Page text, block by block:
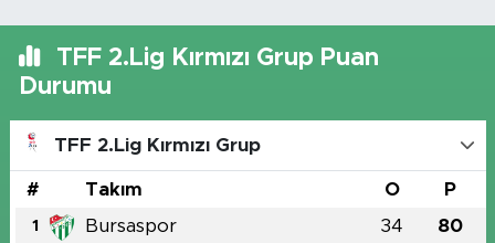
TFF 2.Lig Kırmızı Grup Puan
Durumu
TFF 2.Lig Kırmızı Grup
# Takım O P
1 Bursaspor 34 80